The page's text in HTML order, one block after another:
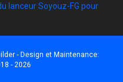
lanceur Soyouz-FG pour
- Design et Maintenance:
- 2026